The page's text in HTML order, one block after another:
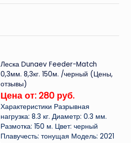
Леска Dunaev Feeder-Match
0,3мм. 8,3кг. 150м. /черный (Цены,
отзывы)
Цена от: 280 руб.
Характеристики Разрывная
нагрузка: 8.3 кг. Диаметр: 0.3 мм.
Размотка: 150 м. Цвет: черный
Плавучесть: тонущая Модель: 2021